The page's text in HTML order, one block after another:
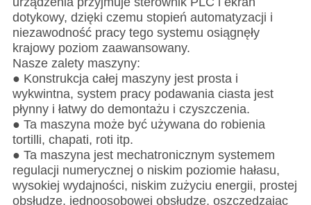
dotykowy, dzięki czemu stopień automatyzacji i
niezawodność pracy tego systemu osiągnęły
krajowy poziom zaawansowany.
Nasze zalety maszyny:
● Konstrukcja całej maszyny jest prosta i
wykwintna, system pracy podawania ciasta jest
płynny i łatwy do demontażu i czyszczenia.
● Ta maszyna może być używana do robienia
tortilli, chapati, roti itp.
● Ta maszyna jest mechatronicznym systemem
regulacji numerycznej o niskim poziomie hałasu,
wysokiej wydajności, niskim zużyciu energii, prostej
obsłudze, jednoosobowej obsłudze, oszczędzając